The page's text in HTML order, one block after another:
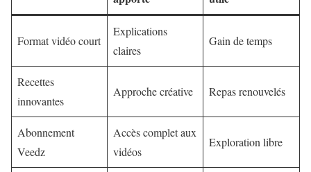
Format vidéo court
Explications
claires
Gain de temps
Recettes
innovantes
Approche créative Repas renouvelés
Abonnement
Veedz
Accès complet aux
vidéos
Exploration libre